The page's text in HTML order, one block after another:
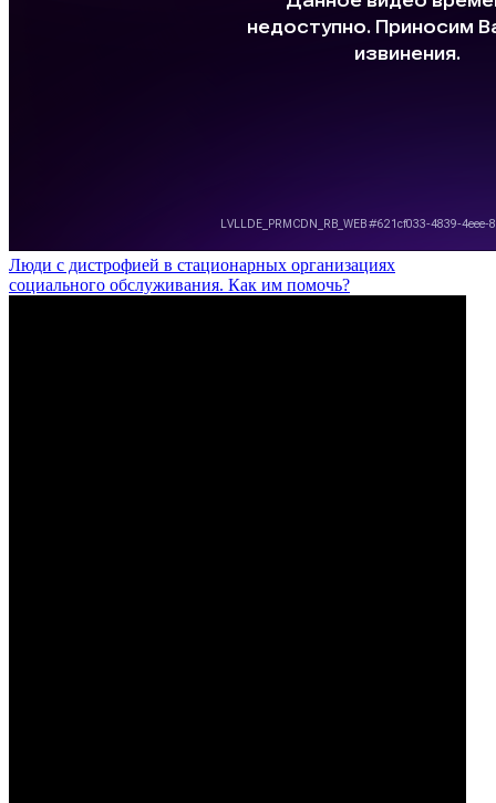
Люди с дистрофией в стационарных организациях
социального обслуживания. Как им помочь?